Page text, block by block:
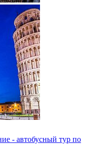
- автобусный тур по